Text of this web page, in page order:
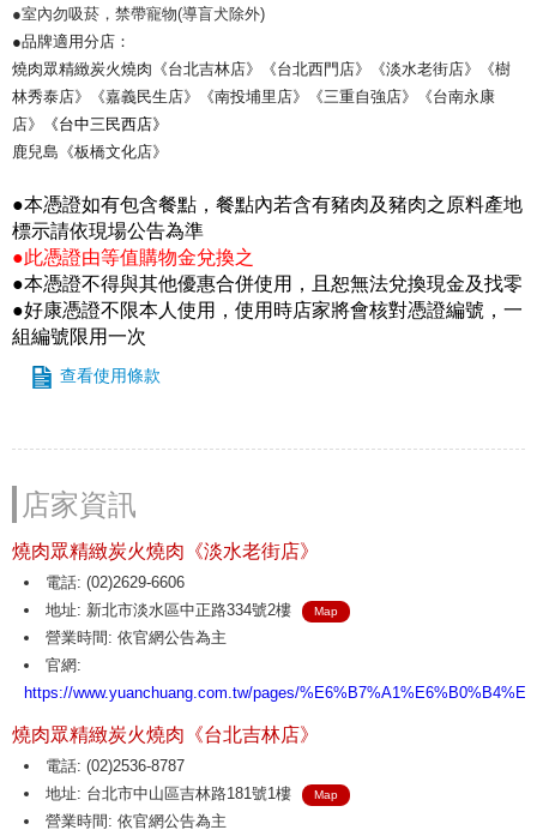
●室內勿吸菸，禁帶寵物(導盲犬除外)
●品牌適用分店：
燒肉眾精緻炭火燒肉《台北吉林店》《台北西門店》《淡水老街店》《樹
林秀泰店》《嘉義民生店》《南投埔里店》《三重自強店》《台南永康
店》
《台中三民西店》
鹿兒島《板橋文化店》
●本憑證如有包含餐點，餐點內若含有豬肉及豬肉之原料產地
標示請依現場公告為準
●此憑證由等值購物金兌換之
●本憑證不得與其他優惠合併使用，且恕無法兌換現金及找零
●好康憑證不限本人使用，使用時店家將會核對憑證編號，一
組編號限用一次
查看使用條款
店家資訊
燒肉眾精緻炭火燒肉《淡水老街店》
電話: (02)2629-6606
地址: 新北市淡水區中正路334號2樓
Map
營業時間: 依官網公告為主
官網:
https://www.yuanchuang.com.tw/pages/
燒肉眾精緻炭火燒肉《台北吉林店》
電話: (02)2536-8787
地址: 台北市中山區吉林路181號1樓
Map
營業時間: 依官網公告為主